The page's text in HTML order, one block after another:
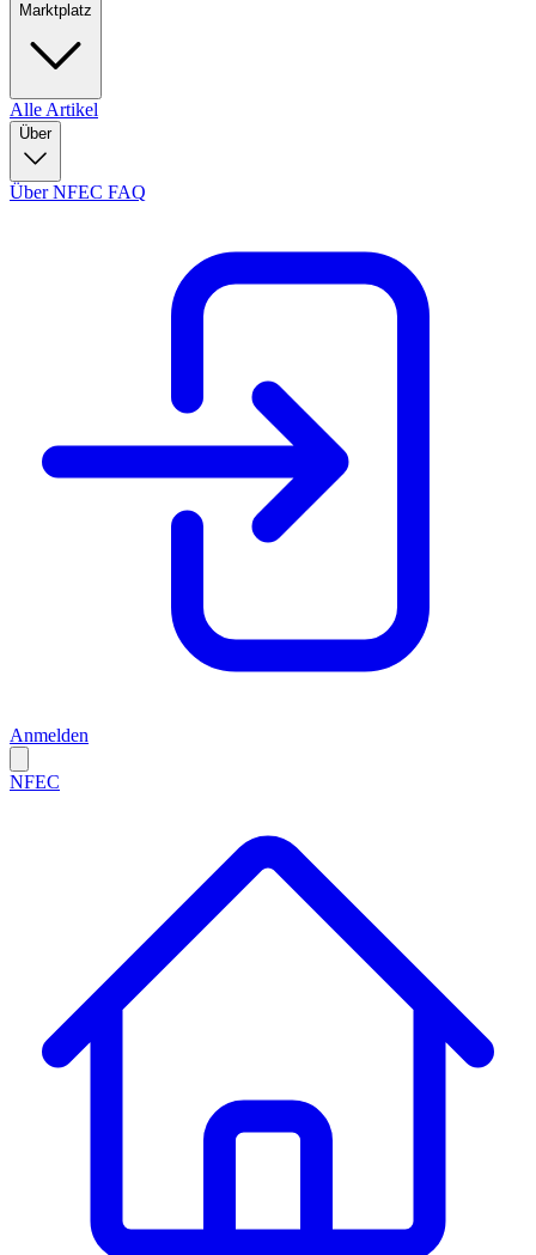
Marktplatz
Alle Artikel
Über
Über NFEC FAQ
Anmelden
NFEC